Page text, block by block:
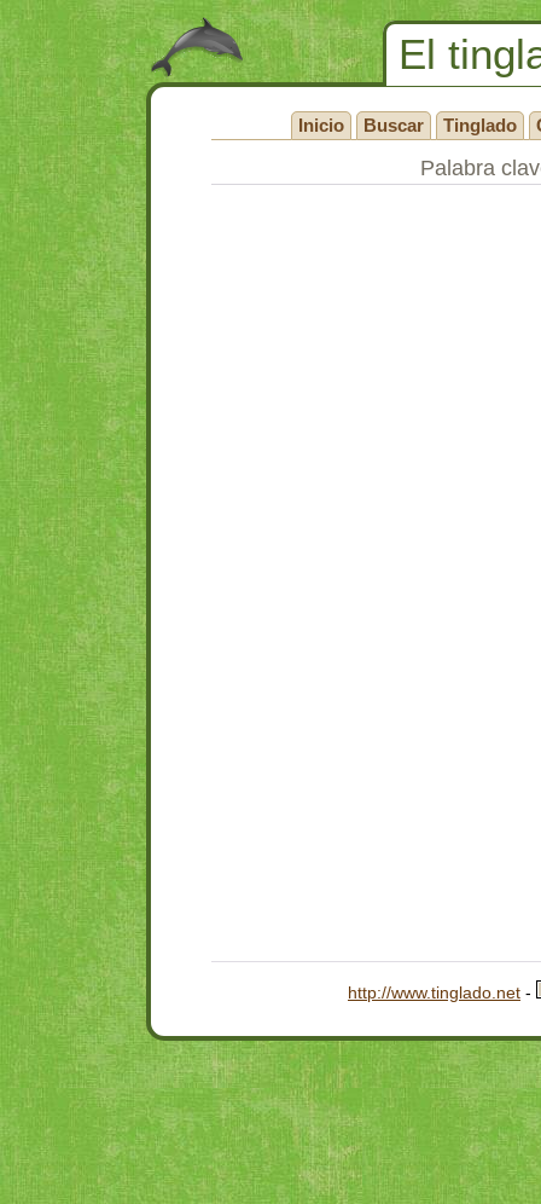
El
Inicio Buscar Tinglado
Palabra
http://www.tinglado.net -